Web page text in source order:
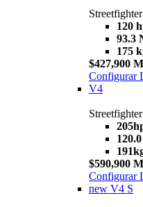
120
93.3
175
$427,900
Configurar
V4
$590,900
Configurar
new V4 S